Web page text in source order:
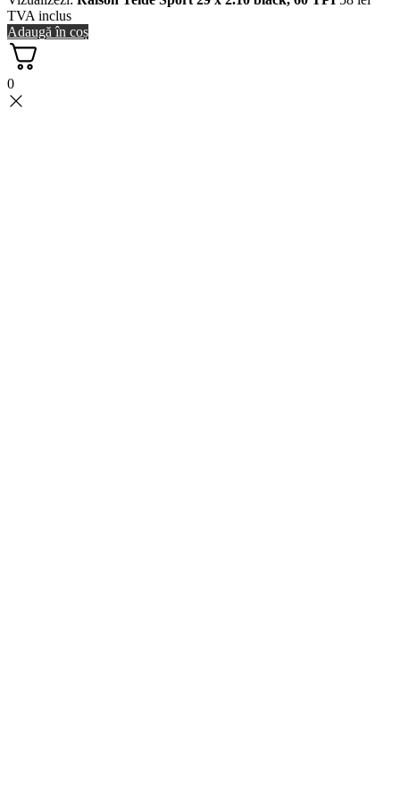
TVA inclus
Adaugă în coș
0